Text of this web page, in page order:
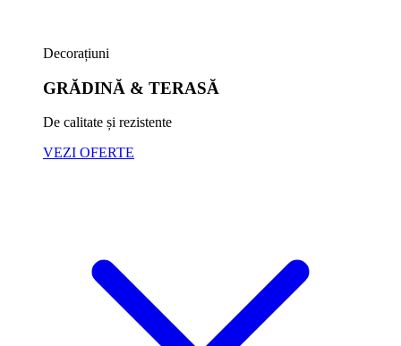
Decorațiuni
GRĂDINĂ & TERASĂ
De calitate și rezistente
VEZI OFERTE